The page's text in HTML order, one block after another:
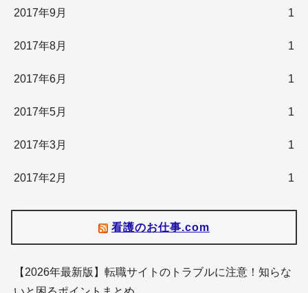
2017年9月 1
2017年8月 1
2017年6月 1
2017年5月 1
2017年3月 1
2017年2月 1
看護のお仕事.com
【2026年最新版】転職サイトのトラブルに注意！知らな